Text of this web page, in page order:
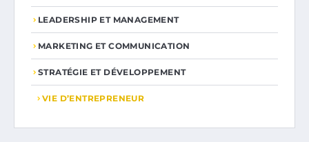
LEADERSHIP ET MANAGEMENT
MARKETING ET COMMUNICATION
STRATÉGIE ET DÉVELOPPEMENT
VIE D’ENTREPRENEUR